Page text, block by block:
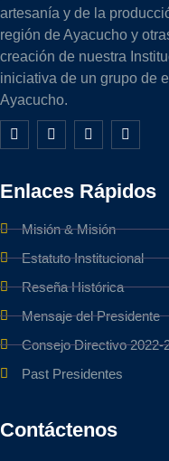
artesanía y de la
región de Ayacucho y
creación de nuestra
iniciativa de un grupo de
Ayacucho.
Enlaces Rápidos
Misión & Misión
Estatuto Institucional
Reseña Histórica
Mensaje del Presidente
Consejo Directivo 2022-
Past Presidentes
Contáctenos